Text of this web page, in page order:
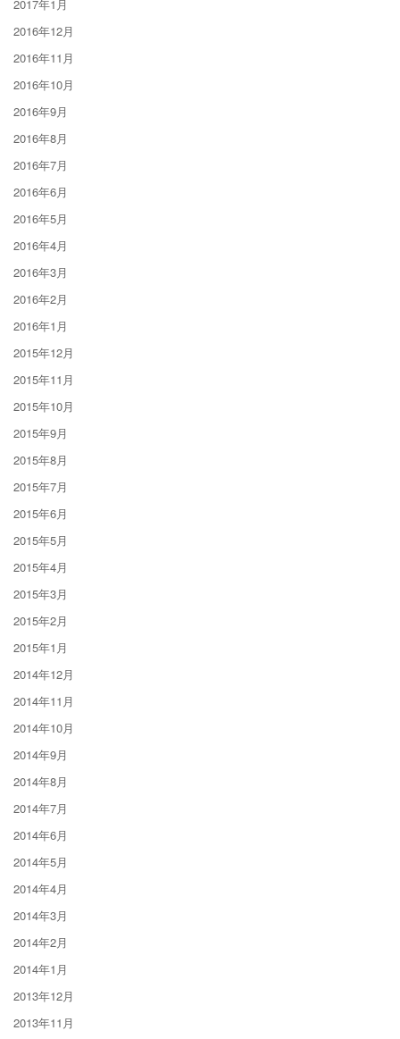
2017年1月
2016年12月
2016年11月
2016年10月
2016年9月
2016年8月
2016年7月
2016年6月
2016年5月
2016年4月
2016年3月
2016年2月
2016年1月
2015年12月
2015年11月
2015年10月
2015年9月
2015年8月
2015年7月
2015年6月
2015年5月
2015年4月
2015年3月
2015年2月
2015年1月
2014年12月
2014年11月
2014年10月
2014年9月
2014年8月
2014年7月
2014年6月
2014年5月
2014年4月
2014年3月
2014年2月
2014年1月
2013年12月
2013年11月